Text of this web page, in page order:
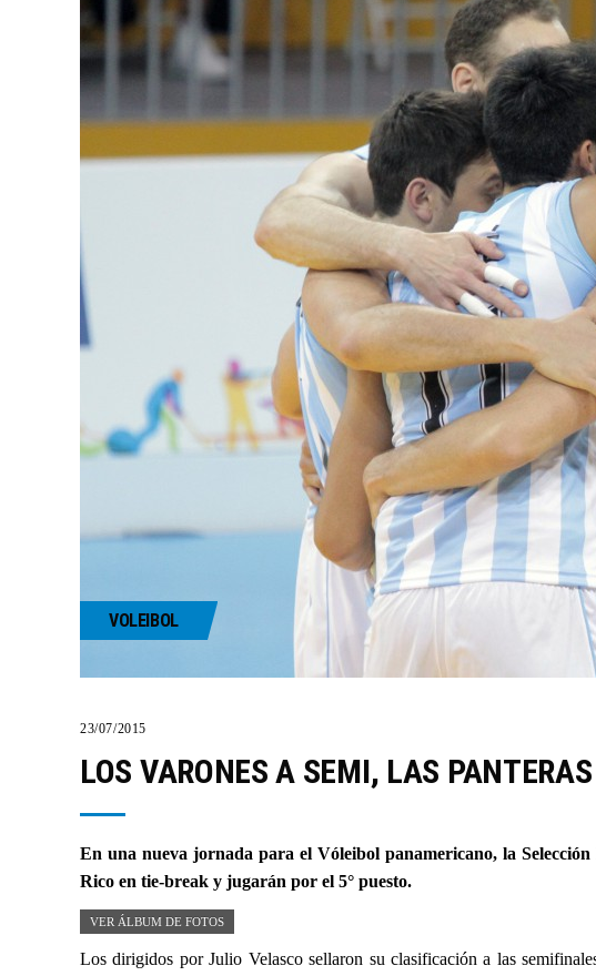
VOLEIBOL
23/07/2015
LOS VARONES A SEMI, LAS
En una nueva jornada para el Vóleibol panamericano, la
Rico en tie-break y jugarán por el 5° puesto.
VER ÁLBUM DE FOTOS
Los dirigidos por Julio Velasco sellaron su clasificación a las